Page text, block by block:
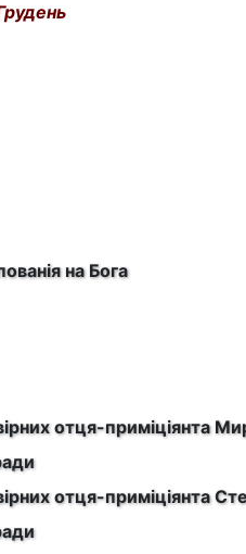
на Бога
отця-приміціянта
отця-приміціянта